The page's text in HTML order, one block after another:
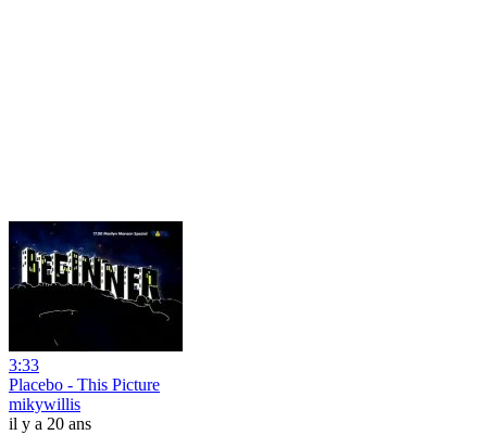
3:33
Placebo - This Picture
mikywillis
il y a 20 ans